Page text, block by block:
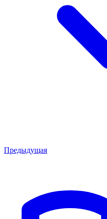
Предыдущая